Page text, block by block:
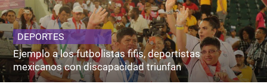
DEPORTES
Ejemplo a los futbolistas fifis, deportistas
mexicanos con discapacidad triunfan